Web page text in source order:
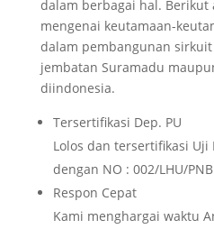
dalam berbagai hal. Berikut
mengenai keutamaan-
dalam pembangunan
jembatan Suramadu
diindonesia.
Tersertifikasi Dep. PU
Lolos dan tersertifikasi Uji
dengan NO : 002/LHU/
Respon Cepat
Kami menghargai waktu